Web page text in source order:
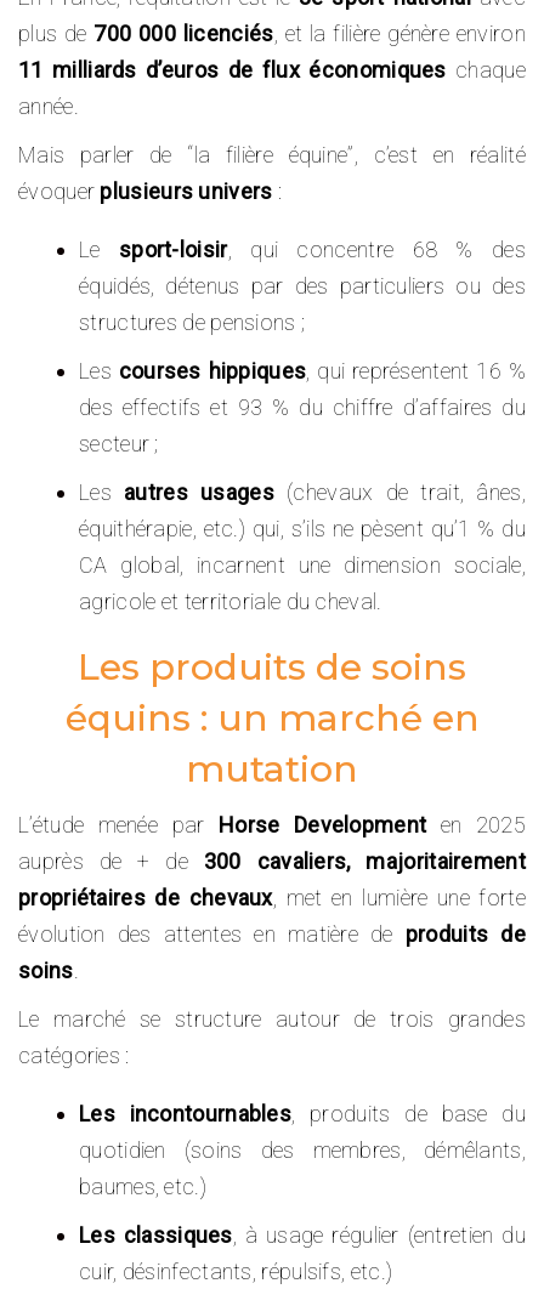
plus de 700 000 licenciés , et la filière génère environ
11 milliards d’euros de flux économiques chaque
année.
Mais parler de “la filière équine”, c’est en réalité
évoquer plusieurs univers :
Le sport-loisir, qui concentre 68 % des
équidés, détenus par des particuliers ou des
structures de pensions ;
Les courses hippiques , qui représentent 16 %
des effectifs et 93 % du chiffre d’affaires du
secteur ;
Les autres usages(chevaux de trait, ânes,
équithérapie, etc.) qui, s’ils ne pèsent qu’1 % du
CA global, incarnent une dimension sociale,
agricole et territoriale du cheval.
Les produits de soins
équins : un marché en
mutation
L’étude menée par Horse Developmenten 2025
auprès de + de 300 cavaliers, majoritairement
propriétaires de chevaux, met en lumière une forte
évolution des attentes en matière de produits de
soins
Le marché se structure autour de trois grandes
catégories :
Les incontournables , produits de base du
quotidien (soins des membres, démêlants,
baumes, etc.)
Les classiques , à usage régulier (entretien du
cuir, désinfectants, répulsifs, etc.)